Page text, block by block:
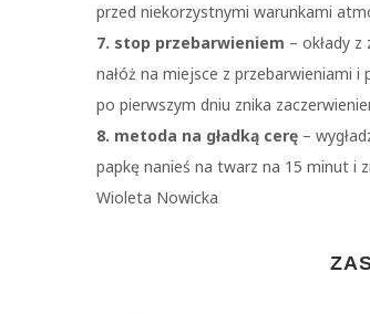
przed niekorzystnymi warunkami
7. stop przebarwieniem – okłady
nałóż na miejsce z przebarwieniami
po pierwszym dniu znika
8. metoda na gładką cerę –
papkę nanieś na twarz na 15 minut i
Wioleta Nowicka